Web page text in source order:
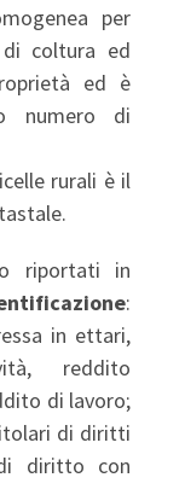
per
coltura ed
ed è
numero di
rurali è il
riportati in
:
in ettari,
reddito
di lavoro;
di diritti
diritto con